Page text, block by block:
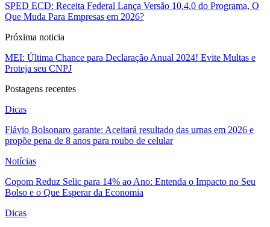
SPED ECD: Receita Federal Lança Versão 10.4.0 do Programa, O
Que Muda Para Empresas em 2026?
Próxima noticia
MEI: Última Chance para Declaração Anual 2024! Evite Multas e
Proteja seu CNPJ
Postagens recentes
Dicas
Flávio Bolsonaro garante: Aceitará resultado das urnas em 2026 e
propõe pena de 8 anos para roubo de celular
Notícias
Copom Reduz Selic para 14% ao Ano: Entenda o Impacto no Seu
Bolso e o Que Esperar da Economia
Dicas